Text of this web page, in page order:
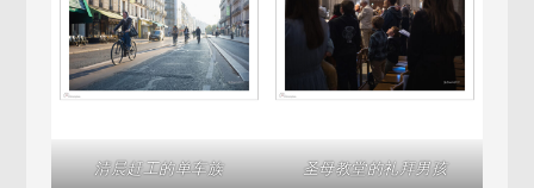
清晨赶工的单车族 圣母教堂的礼拜男孩